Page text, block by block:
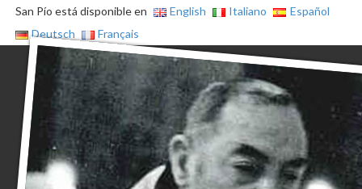
San Pío está disponible en English Italiano
Español
Deutsch
Français